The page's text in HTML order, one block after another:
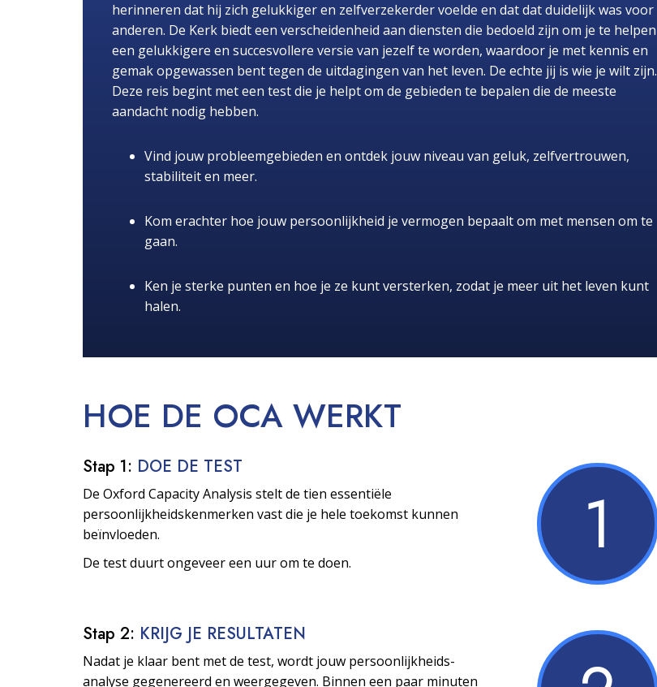
herinneren dat hij zich gelukkiger en zelfverzekerder voelde en dat dat duidelijk was voor
anderen. De Kerk biedt een verscheidenheid aan diensten die bedoeld zijn om je te helpen
een gelukkigere en succesvollere versie van jezelf te worden, waardoor je met kennis en
gemak opgewassen bent tegen de uitdagingen van het leven. De echte jij is wie je wilt zijn.
Deze reis begint met een test die je helpt om de gebieden te bepalen die de meeste
aandacht nodig hebben.
Vind jouw probleemgebieden en ontdek jouw niveau van geluk, zelfvertrouwen,
stabiliteit en meer.
Kom erachter hoe jouw persoonlijkheid je vermogen bepaalt om met mensen om te
gaan.
Ken je sterke punten en hoe je ze kunt versterken, zodat je meer uit het leven kunt
halen.
HOE DE OCA WERKT
Stap 1: DOE DE TEST
De Oxford Capacity Analysis stelt de tien essentiële
persoonlijkheids­kenmerken vast die je hele toekomst kunnen
beïnvloeden.
De test duurt ongeveer een uur om te doen.
1
Stap 2: KRIJG JE RESULTATEN
Nadat je klaar bent met de test, wordt jouw persoonlijkheids­
analyse gegenereerd en weergegeven. Binnen een paar minuten